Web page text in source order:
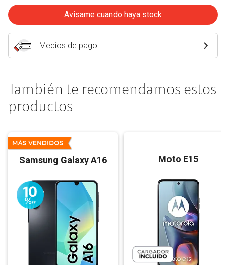
Avisame cuando haya stock
Medios de pago
También te recomendamos estos
productos
Samsung Galaxy A16 Moto E15